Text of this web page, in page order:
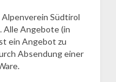
Südtirol
Alle Angebote (in
ein Angebot zu
Absendung einer